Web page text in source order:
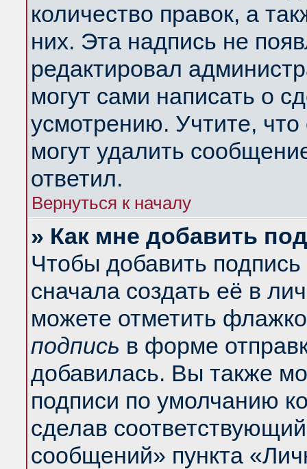
количество правок, а
них. Эта надпись не
редактировал
могут сами написать о
усмотрению. Учтите,
могут удалить
ответил.
Вернуться к началу
» Как мне добавить
Чтобы добавить
сначала создать её в
можете отметить
подпись в форме
добавилась. Вы также
подписи по умолчанию
сделав
сообщений» пункта